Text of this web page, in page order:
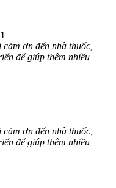
ơn đến nhà thuốc,
để giúp thêm nhiều
ơn đến nhà thuốc,
để giúp thêm nhiều